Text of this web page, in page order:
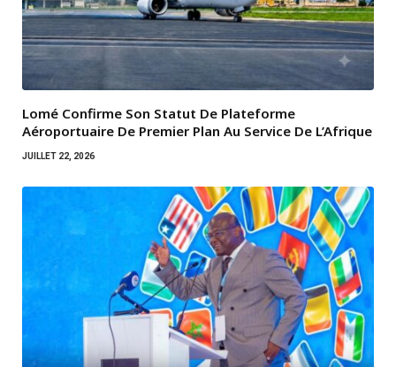
Lomé Confirme Son Statut De Plateforme
Aéroportuaire De Premier Plan Au Service De L’Afrique
JUILLET 22, 2026